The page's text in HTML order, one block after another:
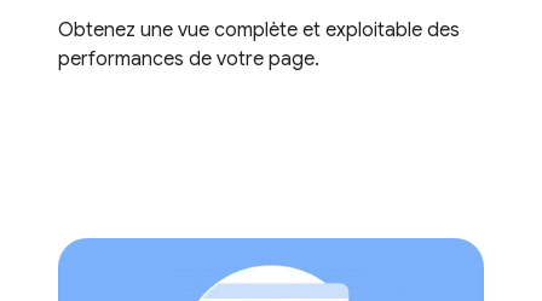
Obtenez une vue complète et exploitable des
performances de votre page.